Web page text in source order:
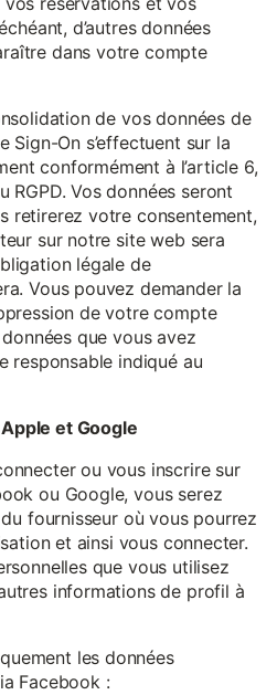
d’autres données
dans votre compte
de vos données de
Sign-On s’effectuent sur la
conformément à l’article 6,
RGPD. Vos données seront
retirerez votre consentement,
sur notre site web sera
légale de
Vous pouvez demander la
de votre compte
que vous avez
responsable indiqué au
et Google
ou vous inscrire sur
ou Google, vous serez
fournisseur où vous pourrez
et ainsi vous connecter.
que vous utilisez
informations de profil à
les données
Facebook :